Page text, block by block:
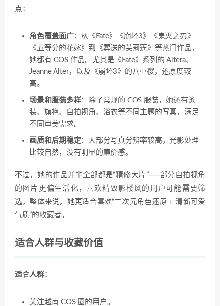
点：
角色覆盖面广：从《Fate》《崩坏3》《鬼灭之刃》
《五等分的花嫁》到《葬送的芙莉莲》等热门作品，
她都有 COS 作品。尤其是《Fate》系列的 Altera、
Jeanne Alter，以及《崩坏3》的八重樱，还原度较
高。
场景和服装多样：除了常规的 COS 服装，她还有泳
装、旗袍、自拍视角、浴衣等不同主题的写真，满足
不同审美需求。
画质和后期稳定：大部分写真分辨率较高，光影处理
比较自然，没有明显的廉价感。
不过，她的作品并非全部都是“精修大片”——部分自拍视角
的图片更偏生活化，喜欢精致影楼风的用户可能需要筛
选。整体来说，她更适合喜欢“二次元角色还原 + 清新可爱
气质”的收藏者。
适合人群与收藏价值
适合人群：
关注越南 COS 圈的用户。